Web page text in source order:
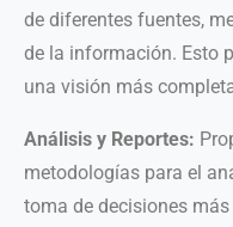
de diferentes fuentes,
de la información. Esto
una visión más
Análisis y Reportes:
metodologías para el
toma de decisiones